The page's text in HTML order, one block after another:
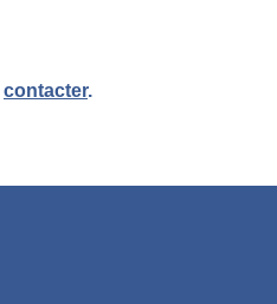
contacter.